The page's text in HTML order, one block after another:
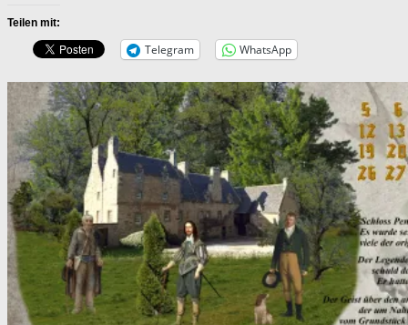
Teilen mit:
Telegram WhatsApp